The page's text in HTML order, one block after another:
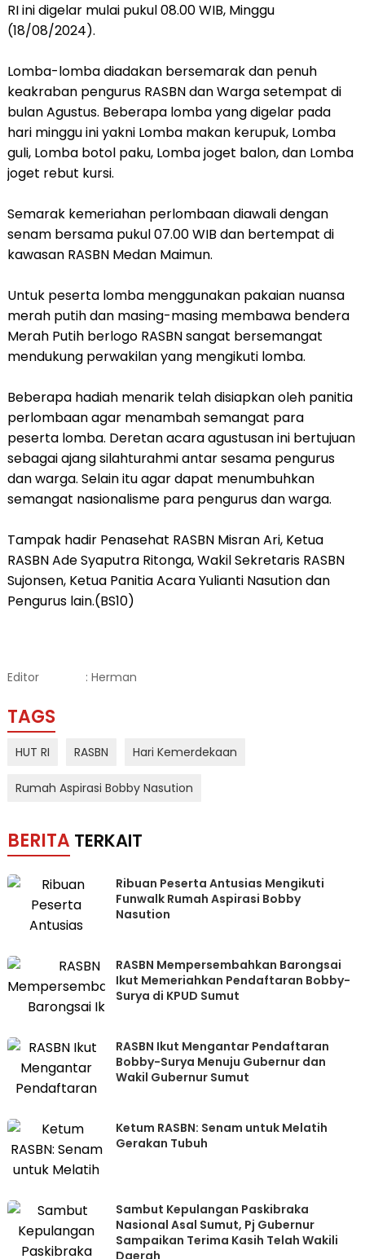
RI ini digelar mulai pukul 08.00 WIB, Minggu
(18/08/2024).
Lomba-lomba diadakan bersemarak dan penuh
keakraban pengurus RASBN dan Warga setempat di
bulan Agustus. Beberapa lomba yang digelar pada
hari minggu ini yakni Lomba makan kerupuk, Lomba
guli, Lomba botol paku, Lomba joget balon, dan Lomba
joget rebut kursi.
Semarak kemeriahan perlombaan diawali dengan
senam bersama pukul 07.00 WIB dan bertempat di
kawasan RASBN Medan Maimun.
Untuk peserta lomba menggunakan pakaian nuansa
merah putih dan masing-masing membawa bendera
Merah Putih berlogo RASBN sangat bersemangat
mendukung perwakilan yang mengikuti lomba.
Beberapa hadiah menarik telah disiapkan oleh panitia
perlombaan agar menambah semangat para
peserta lomba. Deretan acara agustusan ini bertujuan
sebagai ajang silahturahmi antar sesama pengurus
dan warga. Selain itu agar dapat menumbuhkan
semangat nasionalisme para pengurus dan warga.
Tampak hadir Penasehat RASBN Misran Ari, Ketua
RASBN Ade Syaputra Ritonga, Wakil Sekretaris RASBN
Sujonsen, Ketua Panitia Acara Yulianti Nasution dan
Pengurus lain.(BS10)
Editor : Herman
TAGS
HUT RI RASBN Hari Kemerdekaan
Rumah Aspirasi Bobby Nasution
BERITA TERKAIT
Ribuan Peserta Antusias Mengikuti
Funwalk Rumah Aspirasi Bobby
Nasution
RASBN Mempersembahkan Barongsai
Ikut Memeriahkan Pendaftaran Bobby-
Surya di KPUD Sumut
RASBN Ikut Mengantar Pendaftaran
Bobby-Surya Menuju Gubernur dan
Wakil Gubernur Sumut
Ketum RASBN: Senam untuk Melatih
Gerakan Tubuh
Sambut Kepulangan Paskibraka
Nasional Asal Sumut, Pj Gubernur
Sampaikan Terima Kasih Telah Wakili
Daerah